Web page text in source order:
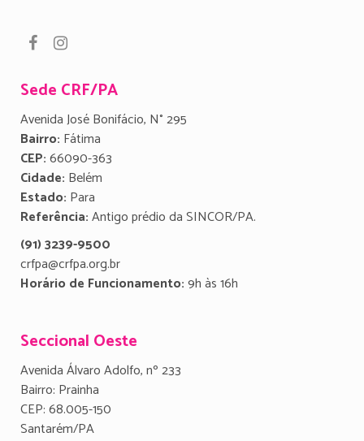
Sede CRF/PA
Avenida José Bonifácio, N° 295
Bairro: Fátima
CEP:66090-363
Cidade: Belém
Estado: Para
Referência:Antigo prédio da SINCOR/PA.
(91) 3239-9500
crfpa@crfpa.org.br
Horário de Funcionamento:9h às 16h
Seccional Oeste
Avenida Álvaro Adolfo, nº 233
Bairro: Prainha
CEP: 68.005-150
Santarém/PA